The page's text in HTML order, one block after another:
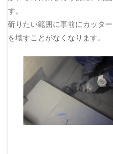
す。
斫りたい範囲に事前にカッタ
を壊すことがなくなります。